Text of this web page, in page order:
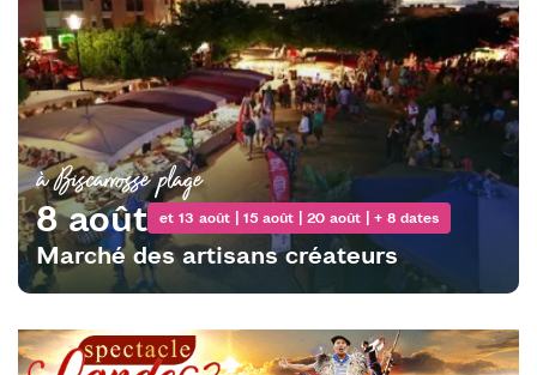
à Biscarrosse plage
8 août et 13 août | 15 août | 20 août | + 8 dates
Marché des artisans créateurs